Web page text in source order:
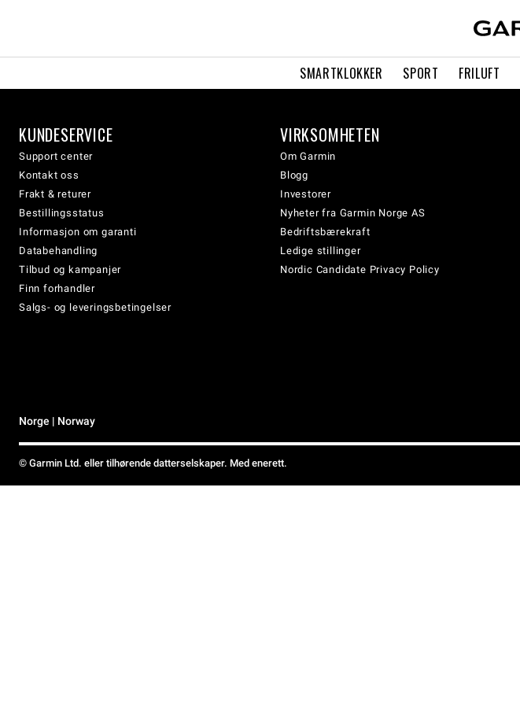
SMARTKLOKKER SPORT FRILUFT
KUNDESERVICE
Support center
Kontakt oss
Frakt & returer
Bestillingsstatus
Informasjon om garanti
Databehandling
Tilbud og kampanjer
Finn forhandler
Salgs- og leveringsbetingelser
VIRKSOMHETEN
Om Garmin
Blogg
Investorer
Nyheter fra Garmin Norge AS
Bedriftsbærekraft
Ledige stillinger
Nordic Candidate Privacy Policy
Norge | Norway
© Garmin Ltd. eller tilhørende datterselskaper. Med enerett.